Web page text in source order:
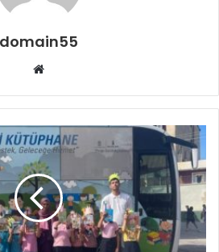
domain55
Web